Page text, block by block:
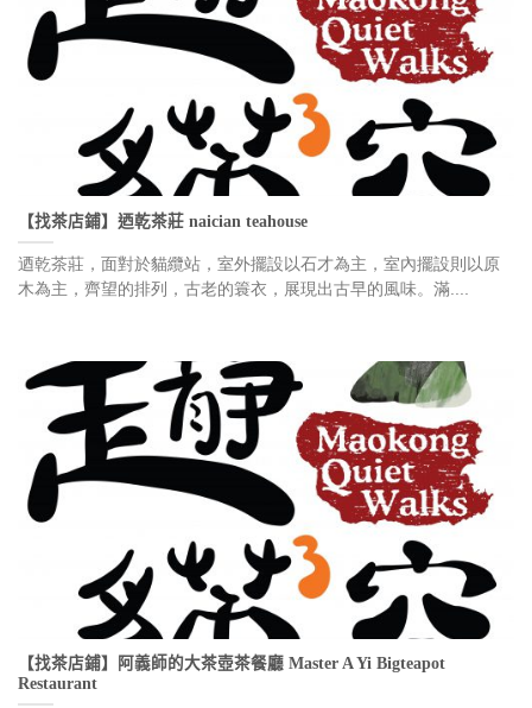
【找茶店鋪】迺乾茶莊 naician teahouse
迺乾茶莊，面對於貓纜站，室外擺設以石才為主，室內擺設則以原
木為主，齊望的排列，古老的簑衣，展現出古早的風味。滿....
【找茶店鋪】阿義師的大茶壺茶餐廳 Master A Yi Bigteapot
Restaurant